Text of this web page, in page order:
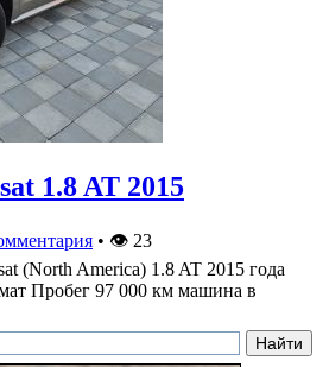
1.8 AT 2015
• 👁 23
(North America) 1.8 AT 2015 года
Пробег 97 000 км машина в